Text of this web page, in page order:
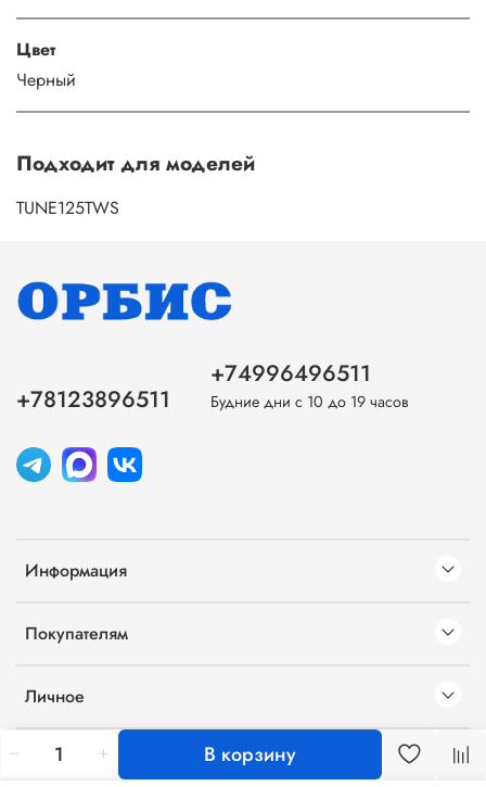
В корзину
Цвет
Черный
Подходит для моделей
TUNE125TWS
Информация
Покупателям
Личное
+78123896511
+74996496511
Будние дни с 10 до 19 часов